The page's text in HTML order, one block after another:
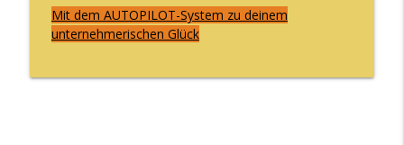
Mit dem AUTOPILOT-System zu deinem
unternehmerischen Glück